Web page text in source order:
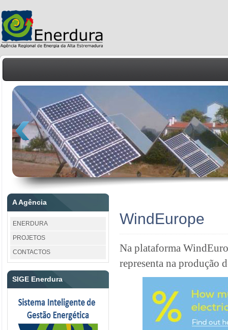
A Agência
ENERDURA
PROJETOS
CONTACTOS
SIGE Enerdura
WindEurope
Na plataforma
representa na produção